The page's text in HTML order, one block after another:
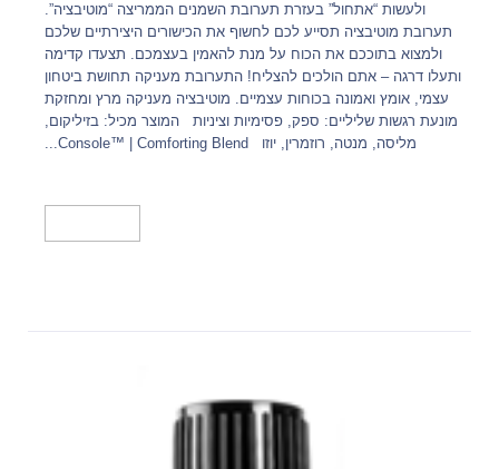
ולעשות “אתחול” בעזרת תערובת השמנים הממריצה “מוטיבציה”.
תערובת מוטיבציה תסייע לכם לחשוף את הכישורים היצירתיים שלכם
ולמצוא בתוככם את הכוח על מנת להאמין בעצמכם. תצעדו קדימה
ותעלו דרגה – אתם הולכים להצליח! התערובת מעניקה תחושת ביטחון
עצמי, אומץ ואמונה בכוחות עצמיים. מוטיבציה מעניקה מרץ ומחזקת
מונעת רגשות שליליים: ספק, פסימיות וציניות המוצר מכיל: בזיליקום,
מליסה, מנטה, רוזמרין, יוזו Console™ | Comforting Blend...